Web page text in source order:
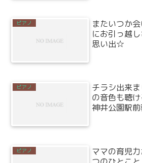
ピアノ
またいつか
にお引っ越
思い出☆
ピアノ
チラシ出来
の音色も聴
神井公園駅前
ピアノ
ママの育児